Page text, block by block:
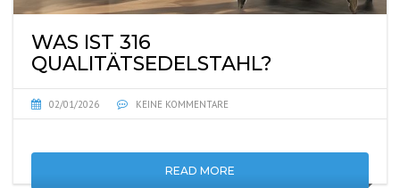
WAS IST 316
QUALITÄTSEDELSTAHL?
02/01/2026 KEINE KOMMENTARE
READ MORE